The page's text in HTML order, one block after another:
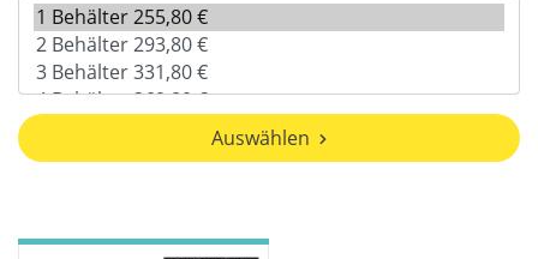
Auswählen